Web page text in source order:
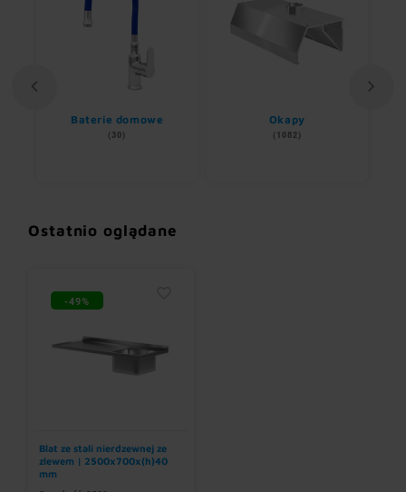
Baterie domowe
(30)
Okapy
(1082)
Ostatnio oglądane
-49%
Blat ze stali nierdzewnej ze
zlewem | 2500x700x(h)40
mm